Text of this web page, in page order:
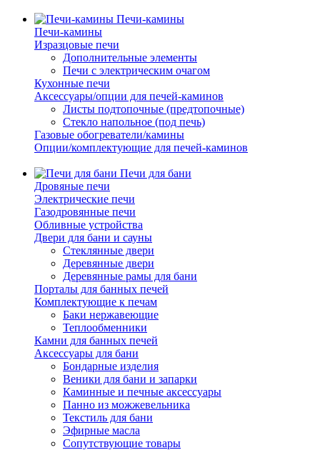
Печи-камины
Печи-камины
Изразцовые печи
Дополнительные элементы
Печи с электрическим очагом
Кухонные печи
Аксессуары/опции для печей-каминов
Листы подтопочные (предтопочные)
Стекло напольное (под печь)
Газовые обогреватели/камины
Опции/комплектующие для печей-каминов
Печи для бани
Дровяные печи
Электрические печи
Газодровянные печи
Обливные устройства
Двери для бани и сауны
Стеклянные двери
Деревянные двери
Деревянные рамы для бани
Порталы для банных печей
Комплектующие к печам
Баки нержавеющие
Теплообменники
Камни для банных печей
Аксессуары для бани
Бондарные изделия
Веники для бани и запарки
Каминные и печные аксессуары
Панно из можжевельника
Текстиль для бани
Эфирные масла
Сопутствующие товары